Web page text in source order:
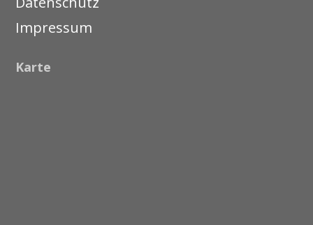
Impressum
Karte